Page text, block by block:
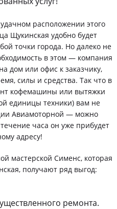
расположении этого
Щукинская удобно будет
точки города. Но далеко не
в этом — компания
дом или офис к заказчику,
силы и средства. Так что в
кофемашины или вытяжки
единицы техники) вам не
Авиамоторной — можно
часа он уже прибудет
адресу!
мастерской Сименс, которая
получают ряд выгод:
ремонта.